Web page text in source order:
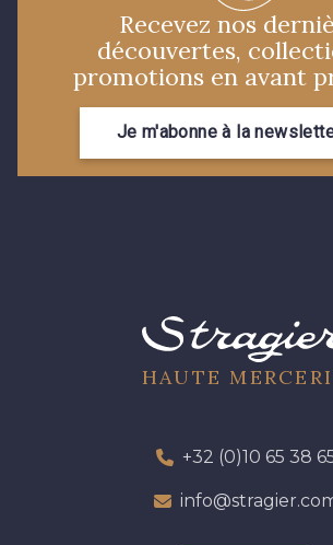
Recevez nos
découvertes,
promotions en avant
Je m'abonne à la
HAUTE
+32 (0)10 65 38